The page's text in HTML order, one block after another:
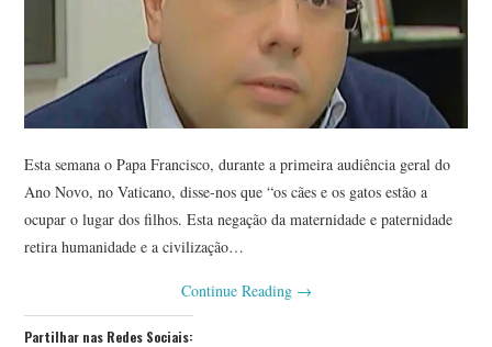
Esta semana o Papa Francisco, durante a primeira audiência geral do
Ano Novo, no Vaticano, disse-nos que “os cães e os gatos estão a
ocupar o lugar dos filhos. Esta negação da maternidade e paternidade
retira humanidade e a civilização…
Continue Reading →
Partilhar nas Redes Sociais: